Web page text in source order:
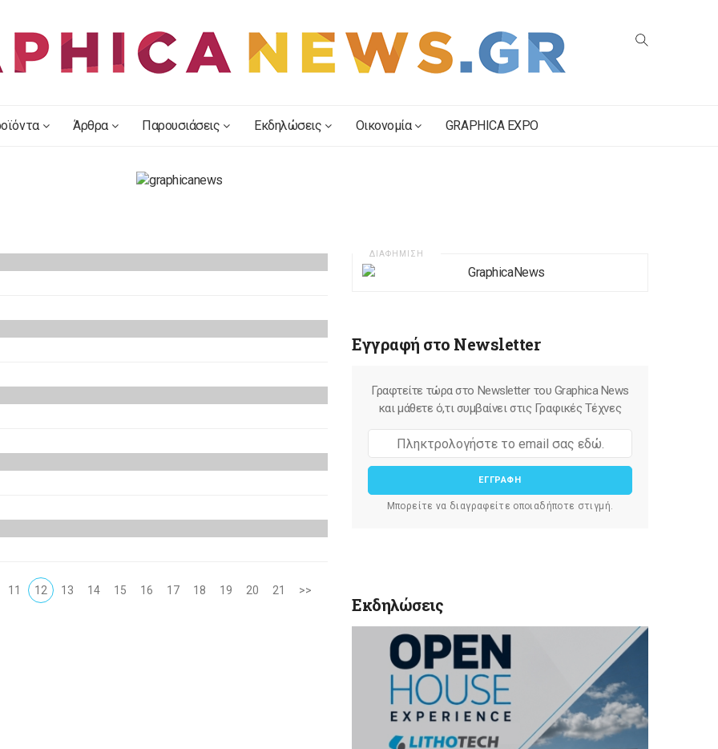
Άρθρα Παρουσιάσεις Εκδηλώσεις Οικονομία GRAPHICA EXPO
Εύκαμπτων &
& 4ο Εργαστήριο
PIY επιστρέφουν
11 12 13 14 15 16 17 18 19 20 21 >>
ΔΙΑΦΗΜΙΣΗ
Εγγραφή στο Newsletter
Γραφτείτε τώρα στο Newsletter του Graphica News
και μάθετε ό,τι συμβαίνει στις Γραφικές Τέχνες
ΕΓΓΡΑΦΗ
Μπορείτε να διαγραφείτε οποιαδήποτε στιγμή.
Εκδηλώσεις